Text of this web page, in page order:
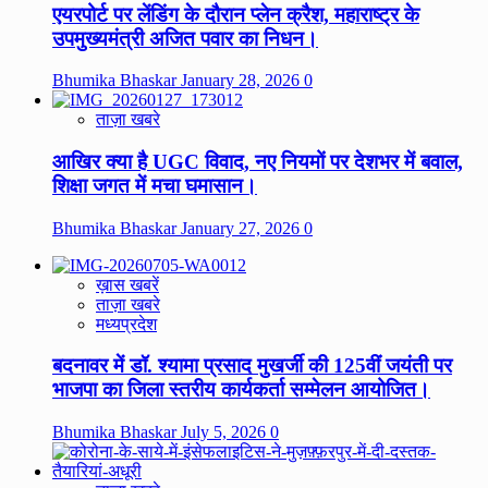
एयरपोर्ट पर लेंडिंग के दौरान प्लेन क्रैश, महाराष्ट्र के
उपमुख्यमंत्री अजित पवार का निधन।
Bhumika BhaskarJanuary 28, 2026 0
ताज़ा खबरे
आखिर क्या है UGC विवाद, नए नियमों पर देशभर में बवाल,
शिक्षा जगत में मचा घमासान।
Bhumika BhaskarJanuary 27, 2026 0
ख़ास खबरें
ताज़ा खबरे
मध्यप्रदेश
बदनावर में डॉ. श्यामा प्रसाद मुखर्जी की 125वीं जयंती पर
भाजपा का जिला स्तरीय कार्यकर्ता सम्मेलन आयोजित।
Bhumika BhaskarJuly 5, 2026 0